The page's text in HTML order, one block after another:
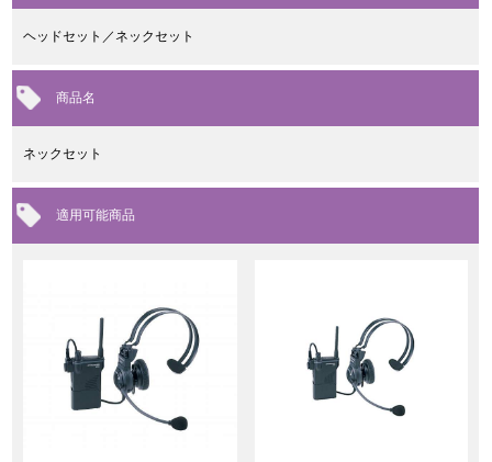
ヘッドセット／ネックセット
商品名
ネックセット
適用可能商品